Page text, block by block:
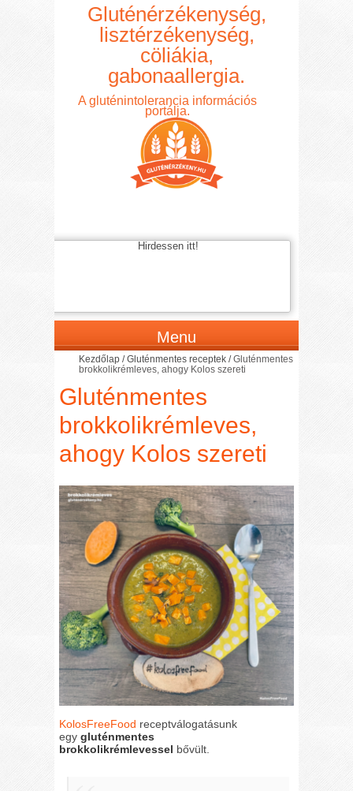
Gluténérzékenység,
lisztérzékenység,
cöliákia,
gabonaallergia.
A gluténintolerancia információs
portálja.
Hirdessen itt!
Menu
Kezdőlap /Gluténmentes receptek /Gluténmentes
brokkolikrémleves, ahogy Kolos szereti
Gluténmentes
brokkolikrémleves,
ahogy Kolos szereti
KolosFreeFood receptválogatásunk
egygluténmentes
brokkolikrémlevessel bővült.